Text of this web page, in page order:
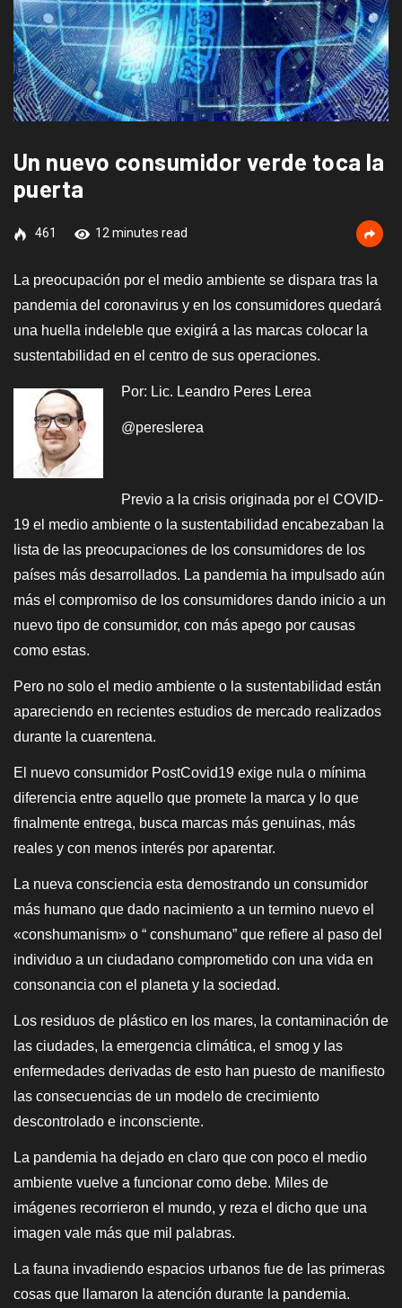
Un nuevo consumidor verde toca la
puerta
461 12 minutes read
La preocupación por el medio ambiente se dispara tras la
pandemia del coronavirus y en los consumidores quedará
una huella indeleble que exigirá a las marcas colocar la
sustentabilidad en el centro de sus operaciones.
Por: Lic. Leandro Peres Lerea
@pereslerea
Previo a la crisis originada por el COVID-
19 el medio ambiente o la sustentabilidad encabezaban la
lista de las preocupaciones de los consumidores de los
países más desarrollados. La pandemia ha impulsado aún
más el compromiso de los consumidores dando inicio a un
nuevo tipo de consumidor, con más apego por causas
como estas.
Pero no solo el medio ambiente o la sustentabilidad están
apareciendo en recientes estudios de mercado realizados
durante la cuarentena.
El nuevo consumidor PostCovid19 exige nula o mínima
diferencia entre aquello que promete la marca y lo que
finalmente entrega, busca marcas más genuinas, más
reales y con menos interés por aparentar.
La nueva consciencia esta demostrando un consumidor
más humano que dado nacimiento a un termino nuevo el
«conshumanism» o “ conshumano” que refiere al paso del
individuo a un ciudadano comprometido con una vida en
consonancia con el planeta y la sociedad.
Los residuos de plástico en los mares, la contaminación de
las ciudades, la emergencia climática, el smog y las
enfermedades derivadas de esto han puesto de manifiesto
las consecuencias de un modelo de crecimiento
descontrolado e inconsciente.
La pandemia ha dejado en claro que con poco el medio
ambiente vuelve a funcionar como debe. Miles de
imágenes recorrieron el mundo, y reza el dicho que una
imagen vale más que mil palabras.
La fauna invadiendo espacios urbanos fue de las primeras
cosas que llamaron la atención durante la pandemia.